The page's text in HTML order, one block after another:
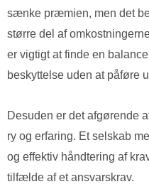
sænke præmien, men det
større del af
er vigtigt at finde en
beskyttelse uden at påføre
Desuden er det afgørende
ry og erfaring. Et selskab
og effektiv håndtering af
tilfælde af et ansvarskrav.